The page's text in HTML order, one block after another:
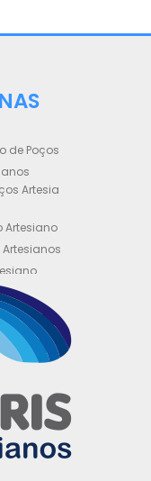
de Poços
Artesia
Artesiano
Artesiano
Artesiano
de Poç
Artesi